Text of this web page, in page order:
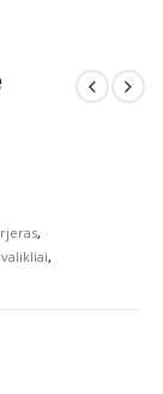
,
,